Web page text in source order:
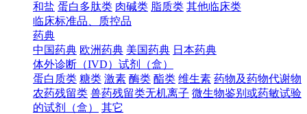
和盐 蛋白多肽类 肉碱类 脂质类 其他临床类
临床标准品、质控品
药典
中国药典 欧洲药典 美国药典 日本药典
体外诊断（IVD）试剂（盒）
蛋白质类 糖类 激素 酶类 酯类 维生素 药物及药物代谢物
农药残留类 兽药残留类无机离子 微生物鉴别或药敏试验
的试剂（盒）
其它